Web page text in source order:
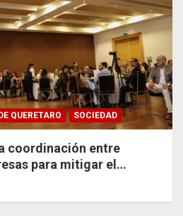
QUERETARO SOCIEDAD
coordinación entre
para mitigar el